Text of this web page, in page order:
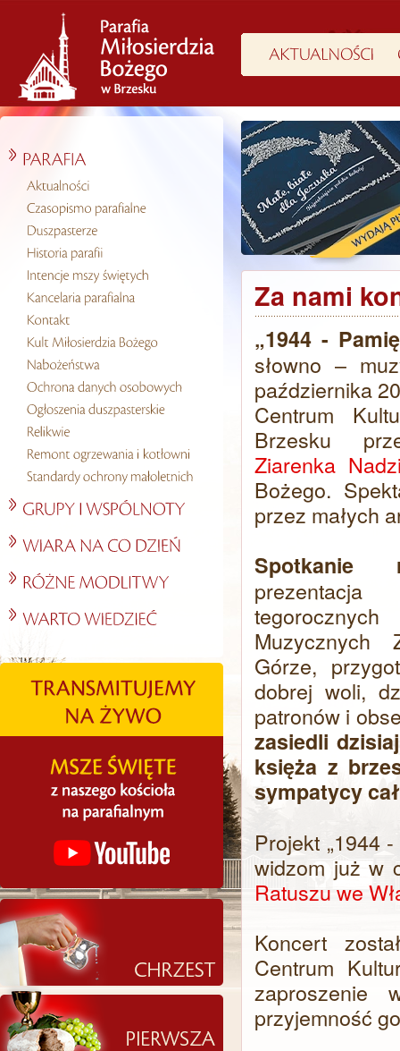
Za nami
„1944 -
słowno –
października
Centrum
Brzesku
Ziarenka
Bożego.
przez małych
Spotkanie
Muzycznych
Górze,
dobrej woli,
patronów i
zasiedli
księża z
sympatycy
Projekt „1944
widzom już w
Ratuszu we
Koncert
Centrum
zaproszenie
przyjemność